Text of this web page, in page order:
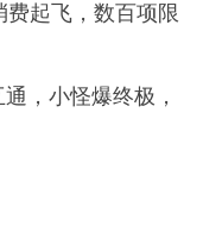
起飞，数百项限
，小怪爆终极，